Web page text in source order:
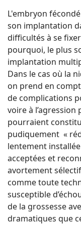
L'embryon
son implantation
difficultés à se
pourquoi, le plus
implantation
Dans le cas où la
on prend en
de complications
voire à l’agression
pourraient
pudiquement «
lentement
acceptées et
avortement
comme toute
susceptible
de la grossesse
dramatiques que